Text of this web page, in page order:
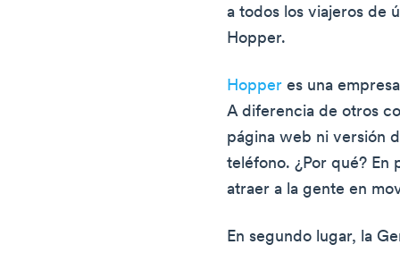
a todos los viajeros de
Hopper.
Hopper es una
A diferencia de otros
página web ni versión
teléfono. ¿Por qué? En
atraer a la gente en
En segundo lugar, la